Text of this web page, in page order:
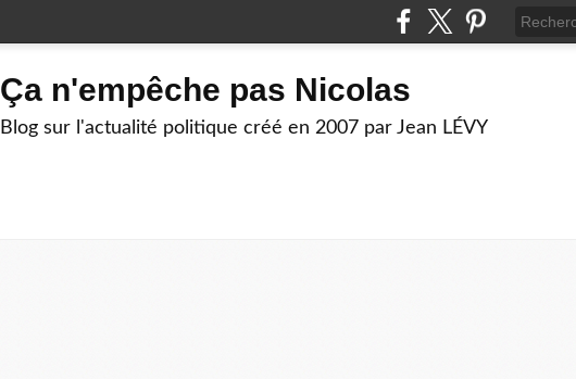
Ça n'empêche pas Nicolas
Blog sur l'actualité politique créé en 2007 par Jean LÉVY